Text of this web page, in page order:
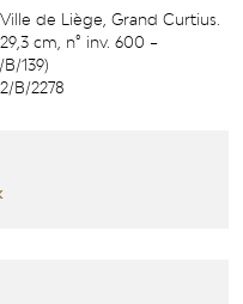
de Liège, Grand Curtius.
cm, n° inv. 600 –
139)
B/2278